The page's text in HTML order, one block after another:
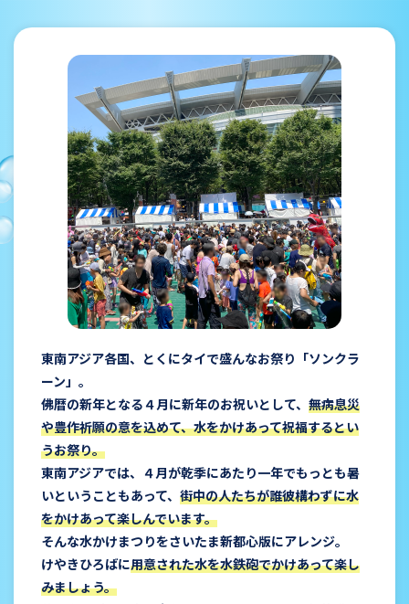
SPLASH 水かけ
GOURMET フード＆ドリンク
CRAFT&FUN 体験・物販
STAGE ステージ
SPONSOR BOOTH スポンサーブース
MAP マップ
TIME TABLE タイムテーブル
FAQ よくある質問
東南アジア各国、とくにタイで盛んなお祭り「ソンクラ
ーン」。
佛暦の新年となる４月に新年のお祝いとして、 無病息災
や豊作祈願の意を込めて、水をかけあって祝福するとい
うお祭り。
東南アジアでは、４月が乾季にあたり一年でもっとも暑
いということもあって、 街中の人たちが誰彼構わずに水
をかけあって楽しんでいます。
そんな水かけまつりをさいたま新都心版にアレンジ。
けやきひろばに用意された水を水鉄砲でかけあって楽し
みましょう。